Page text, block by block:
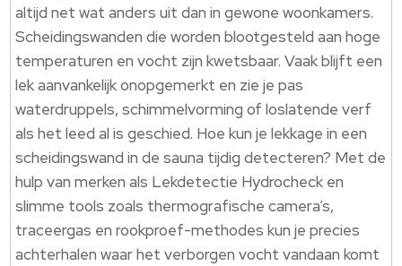
altijd net wat anders uit dan in gewone woonkamers.
Scheidingswanden die worden blootgesteld aan hoge
temperaturen en vocht zijn kwetsbaar. Vaak blijft een
lek aanvankelijk onopgemerkt en zie je pas
waterdruppels, schimmelvorming of loslatende verf
als het leed al is geschied. Hoe kun je lekkage in een
scheidingswand in de sauna tijdig detecteren? Met de
hulp van merken als Lekdetectie Hydrocheck en
slimme tools zoals thermografische camera’s,
traceergas en rookproef-methodes kun je precies
achterhalen waar het verborgen vocht vandaan komt